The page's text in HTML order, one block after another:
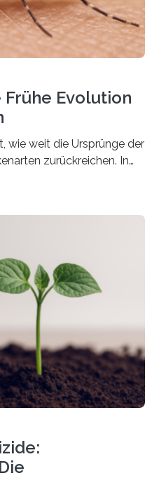
Frühe Evolution
wie weit die Ursprünge der
zurückreichen. In
bekannte Stechmücken-
hat sich in
Es konnte als neue
werden und trägt
primaevus. Dieser erste
in Bernstein
einer
dar, denn…